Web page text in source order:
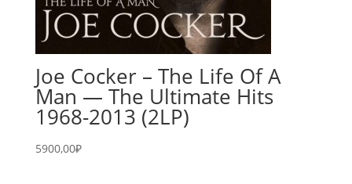
Joe Cocker – The Life Of A
Man — The Ultimate Hits
1968-2013 (2LP)
5900,00₽